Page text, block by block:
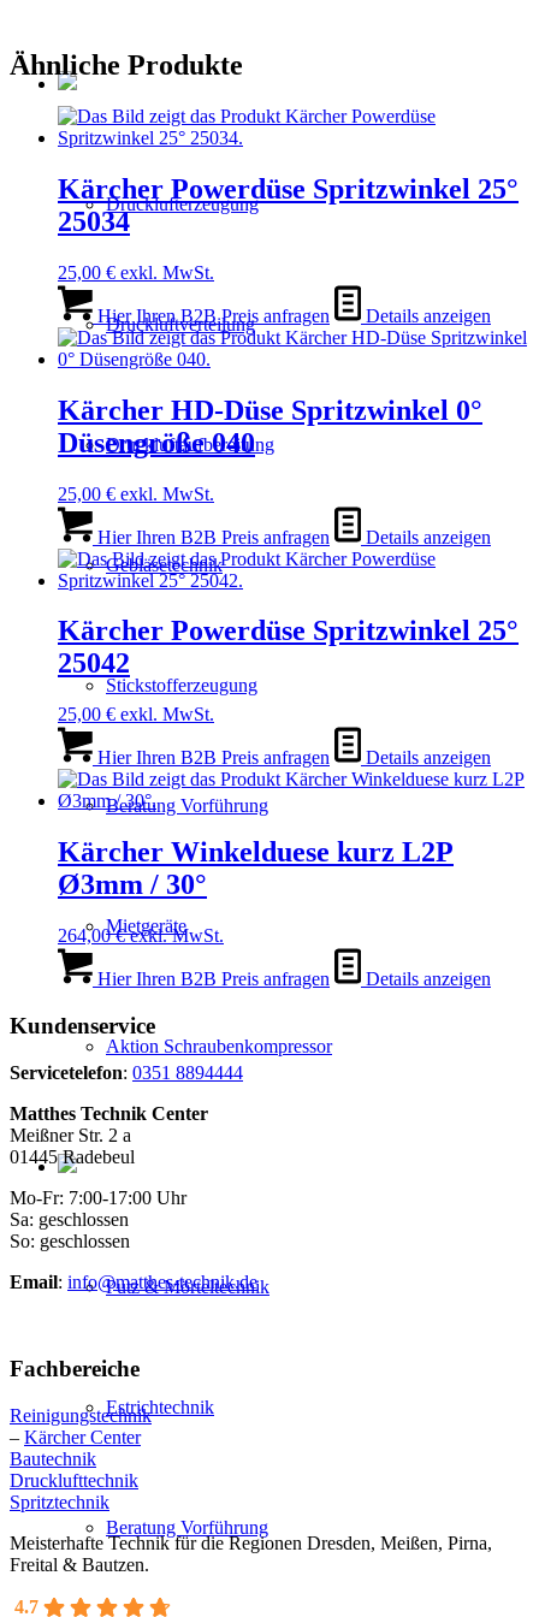
Drucklufterzeugung
Druckluftverteilung
Druckluftaufbereitung
Gebläsetechnik
Stickstofferzeugung
Beratung Vorführung
Mietgeräte
Aktion Schraubenkompressor
Putz & Mörteltechnik
Estrichtechnik
Beratung Vorführung
Ähnliche Produkte
Kärcher Powerdüse Spritzwinkel 25°
25034
25,00 € exkl. MwSt.
Hier Ihren B2B Preis anfragen Details anzeigen
Kärcher HD-Düse Spritzwinkel 0°
Düsengröße 040
25,00 € exkl. MwSt.
Hier Ihren B2B Preis anfragen Details anzeigen
Kärcher Powerdüse Spritzwinkel 25°
25042
25,00 € exkl. MwSt.
Hier Ihren B2B Preis anfragen Details anzeigen
Kärcher Winkelduese kurz L2P
Ø3mm / 30°
264,00€exkl. MwSt.
Hier Ihren B2B Preis anfragen Details anzeigen
Kundenservice
Servicetelefon: 0351 8894444
Matthes Technik Center
Meißner Str. 2 a
01445 Radebeul
Mo-Fr: 7:00-17:00 Uhr
Sa: geschlossen
So: geschlossen
Email: info@matthes-technik.de
Fachbereiche
Reinigungstechnik
– Kärcher Center
Bautechnik
Drucklufttechnik
Spritztechnik
Meisterhafte Technik für die Regionen Dresden, Meißen, Pirna,
Freital & Bautzen.
4.7